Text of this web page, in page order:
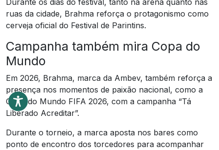
Durante os dias do festival, tanto na arena quanto nas
ruas da cidade, Brahma reforça o protagonismo como
cerveja oficial do Festival de Parintins.
Campanha também mira Copa do
Mundo
Em 2026, Brahma, marca da Ambev, também reforça a
presença nos momentos de paixão nacional, como a
Copa do Mundo FIFA 2026, com a campanha “Tá
Liberado Acreditar”.
Durante o torneio, a marca aposta nos bares como
ponto de encontro dos torcedores para acompanhar